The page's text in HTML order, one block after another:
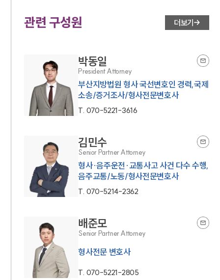
관련 구성원 더보기
박동일
President Attorney
부산지방법원 형사 국선변호인 경력,국제
소송/증거조사/형사전문변호사
T. 070-5221-3616
김민수
Senior Partner Attorney
형사·음주운전·교통사고 사건 다수 수행,
음주교통/노동/형사전문변호사
T. 070-5214-2362
배준모
Senior Partner Attorney
형사전문 변호사
T. 070-5221-2805